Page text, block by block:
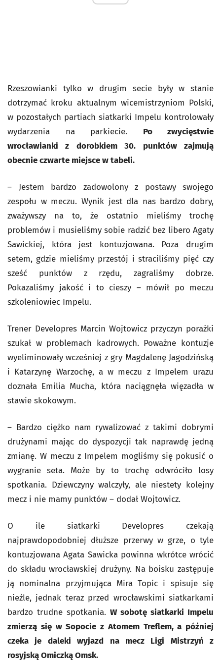
Rzeszowianki tylko w drugim secie były w stanie
dotrzymać kroku aktualnym wicemistrzyniom Polski,
w pozostałych partiach siatkarki Impelu kontrolowały
wydarzenia na parkiecie. Po zwycięstwie
wrocławianki z dorobkiem 30. punktów zajmują
obecnie czwarte miejsce w tabeli.
– Jestem bardzo zadowolony z postawy swojego
zespołu w meczu. Wynik jest dla nas bardzo dobry,
zważywszy na to, że ostatnio mieliśmy trochę
problemów i musieliśmy sobie radzić bez libero Agaty
Sawickiej, która jest kontuzjowana. Poza drugim
setem, gdzie mieliśmy przestój i straciliśmy pięć czy
sześć punktów z rzędu, zagraliśmy dobrze.
Pokazaliśmy jakość i to cieszy – mówił po meczu
szkoleniowiec Impelu.
Trener Developres Marcin Wojtowicz przyczyn porażki
szukał w problemach kadrowych. Poważne kontuzje
wyeliminowały wcześniej z gry Magdalenę Jagodzińską
i Katarzynę Warzochę, a w meczu z Impelem urazu
doznała Emilia Mucha, która naciągnęła więzadła w
stawie skokowym.
– Bardzo ciężko nam rywalizować z takimi dobrymi
drużynami mając do dyspozycji tak naprawdę jedną
zmianę. W meczu z Impelem mogliśmy się pokusić o
wygranie seta. Może by to trochę odwróciło losy
spotkania. Dziewczyny walczyły, ale niestety kolejny
mecz i nie mamy punktów – dodał Wojtowicz.
O ile siatkarki Developres czekają
najprawdopodobniej dłuższe przerwy w grze, o tyle
kontuzjowana Agata Sawicka powinna wkrótce wrócić
do składu wrocławskiej drużyny. Na boisku zastępuje
ją nominalna przyjmująca Mira Topic i spisuje się
nieźle, jednak teraz przed wrocławskimi siatkarkami
bardzo trudne spotkania. W sobotę siatkarki Impelu
zmierzą się w Sopocie z Atomem Treflem, a później
czeka je daleki wyjazd na mecz Ligi Mistrzyń z
rosyjską Omiczką Omsk.